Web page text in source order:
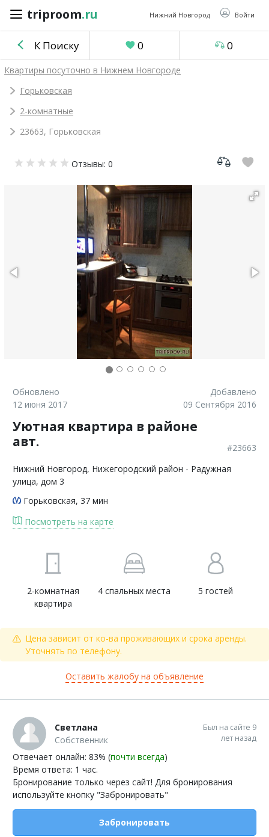
triproom.ru Нижний Новгород Войти
triproom .ru
Российский
Войти / Зарегистрироваться
объявление
К Поиску 0 0
Квартиры посуточно в Нижнем Новгороде
Горьковская
2-комнатные
23663, Горьковская
Отзывы: 0
Обновлено
12 июня 2017
Добавлено
09 Сентября 2016
Уютная квартира в районе
авт.
#23663
Нижний Новгород, Нижегородский район - Радужная
улица, дом 3
Горьковская, 37 мин
Посмотреть на карте
2-комнатная
квартира
4 спальных места 5 гостей
Цена зависит от ко-ва проживающих и срока аренды.
Уточнять по телефону.
Оставить жалобу на объявление
Светлана
Собственник
Был на сайте 9
лет назад
Отвечает онлайн: 83% (почти всегда)
Время ответа: 1 час.
Бронирование только через сайт! Для бронирования
используйте кнопку "Забронировать"
Забронировать